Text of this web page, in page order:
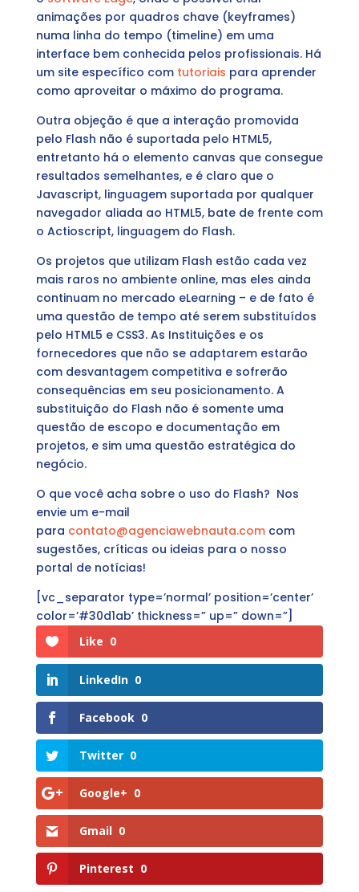
animações por quadros chave (keyframes)
numa linha do tempo (timeline) em uma
interface bem conhecida pelos profissionais. Há
um site específico com tutoriais para aprender
como aproveitar o máximo do programa.
Outra objeção é que a interação promovida
pelo Flash não é suportada pelo HTML5,
entretanto há o elemento canvas que consegue
resultados semelhantes, e é claro que o
Javascript, linguagem suportada por qualquer
navegador aliada ao HTML5, bate de frente com
o Actioscript, linguagem do Flash.
Os projetos que utilizam Flash estão cada vez
mais raros no ambiente online, mas eles ainda
continuam no mercado eLearning – e de fato é
uma questão de tempo até serem substituídos
pelo HTML5 e CSS3. As Instituições e os
fornecedores que não se adaptarem estarão
com desvantagem competitiva e sofrerão
consequências em seu posicionamento. A
substituição do Flash não é somente uma
questão de escopo e documentação em
projetos, e sim uma questão estratégica do
negócio.
O que você acha sobre o uso do Flash? Nos
envie um e-mail
para contato@agenciawebnauta.comcom
sugestões, críticas ou ideias para o nosso
portal de notícias!
[vc_separator type=’normal’ position=’center’
color=’#30d1ab’ thickness=” up=” down=”]
Like 0
LinkedIn 0
Facebook 0
Twitter 0
Google+ 0
Gmail 0
Pinterest 0